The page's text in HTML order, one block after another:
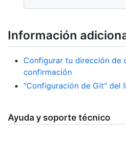
Información
Configurar tu dirección de
confirmación
"Configuración de Git" del
Ayuda y soporte técnico